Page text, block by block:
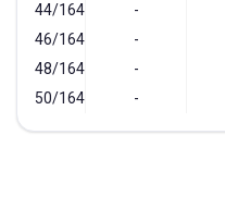
44/164 -
46/164
-
48/164
-
50/164
-